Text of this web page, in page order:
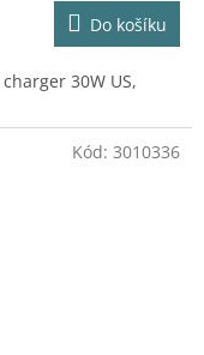
Do košíku
30W US,
Kód: 3010336